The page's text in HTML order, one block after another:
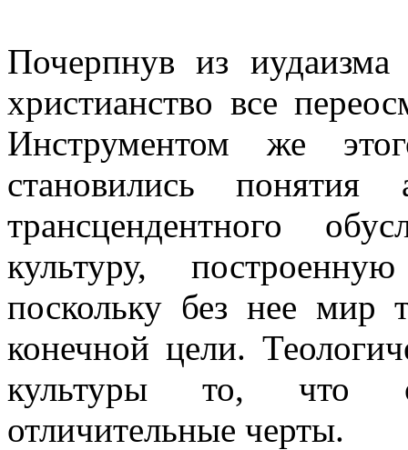
Почерпнув из иудаизма
христианство все
Инструментом же
становились понятия
трансцендентного
культуру,
поскольку без нее мир
конечной цели.
культуры то, что
отличительные черты.